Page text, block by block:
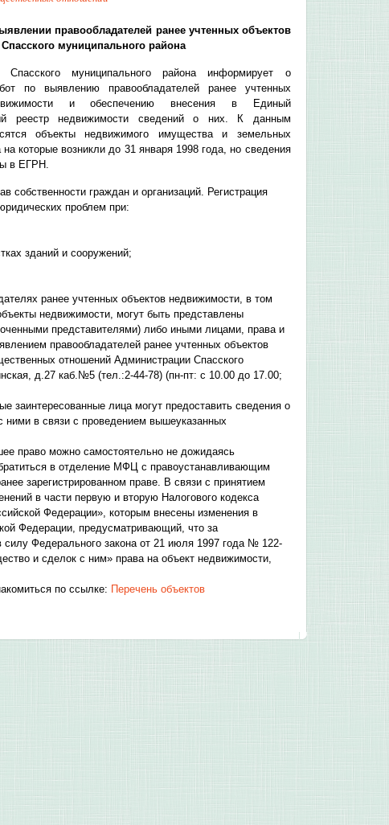
правообладателей ранее учтенных объектов
муниципального района
Спасского муниципального района информирует о
по выявлению правообладателей ранее учтенных
и обеспечению внесения в Единый
реестр недвижимости сведений о них. К данным
объекты недвижимого имущества и земельных
на которые возникли до 31 января 1998 года, но сведения
в ЕГРН.
граждан и организаций. Регистрация
проблем при:
зданий и сооружений;
ранее учтенных объектов недвижимости, в том
недвижимости, могут быть представлены
представителями) либо иными лицами, права и
правообладателей ранее учтенных объектов
отношений Администрации Спасского
д.27 каб.№5 (тел.:2-44-78) (пн-пт: с 10.00 до 17.00;
заинтересованные лица могут предоставить сведения о
ними в связи с проведением вышеуказанных
право можно самостоятельно не дожидаясь
в отделение МФЦ с правоустанавливающим
зарегистрированном праве. В связи с принятием
в части первую и вторую Налогового кодекса
Федерации», которым внесены изменения в
Федерации, предусматривающий, что за
силу Федерального закона от 21 июля 1997 года № 122-
и сделок с ним» права на объект недвижимости,
по ссылке: Перечень объектов